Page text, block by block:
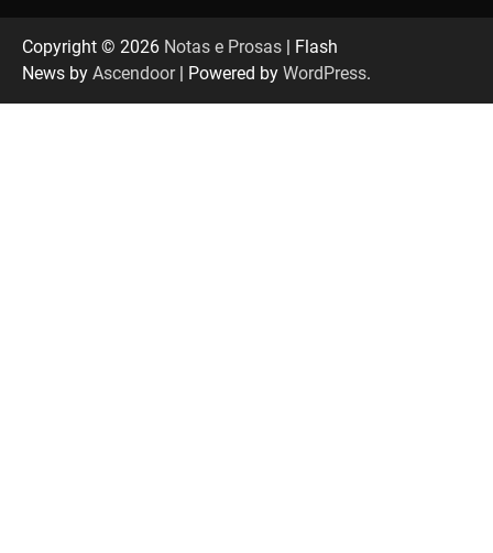
sucesso absoluto em 2025
Copyright © 2026 Notas e Prosas | Flash
News by Ascendoor| Powered by WordPress.